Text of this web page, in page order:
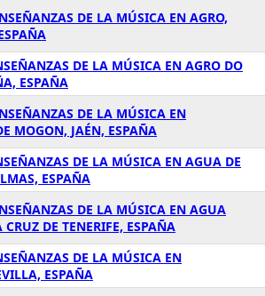
DE LA MÚSICA EN AGRO,
DE LA MÚSICA EN AGRO DO
ESPAÑA
DE LA MÚSICA EN
MOGON, JAÉN, ESPAÑA
DE LA MÚSICA EN AGUA DE
ESPAÑA
DE LA MÚSICA EN AGUA
DE TENERIFE, ESPAÑA
DE LA MÚSICA EN
ESPAÑA